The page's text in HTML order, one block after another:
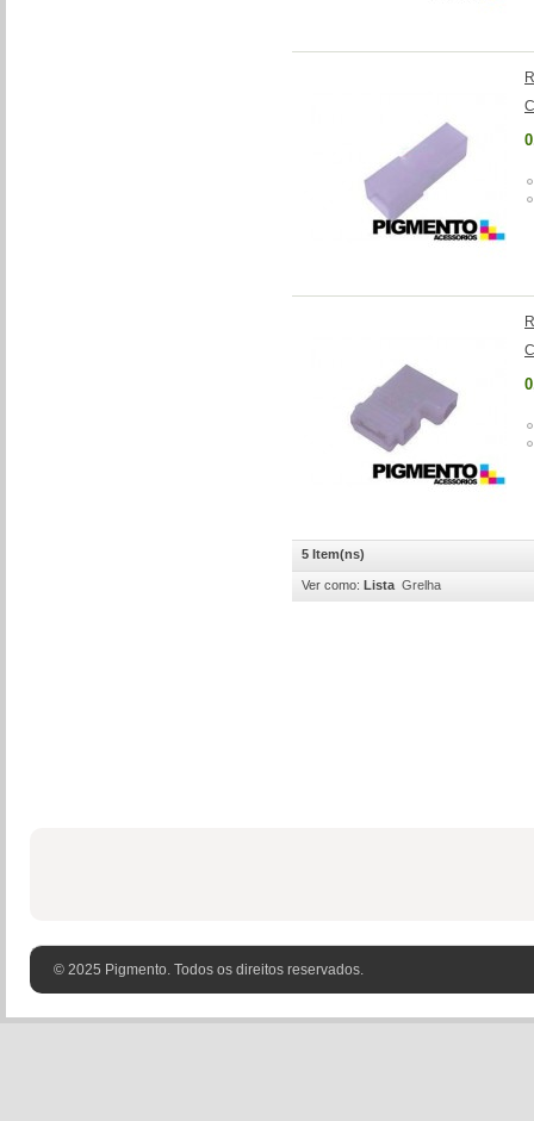
5 Item(ns)
Ver como: Lista Grelha
© 2025 Pigmento. Todos os direitos reservados.